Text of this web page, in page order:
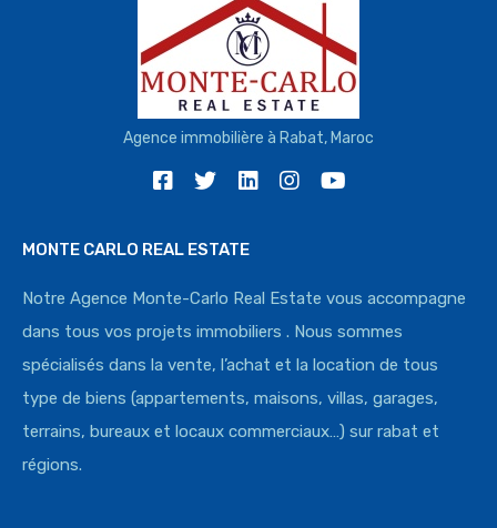
Agence immobilière à Rabat, Maroc
MONTE CARLO REAL ESTATE
Notre Agence Monte-Carlo Real Estate vous accompagne
dans tous vos projets immobiliers . Nous sommes
spécialisés dans la vente, l’achat et la location de tous
type de biens (appartements, maisons, villas, garages,
terrains, bureaux et locaux commerciaux…) sur rabat et
régions.